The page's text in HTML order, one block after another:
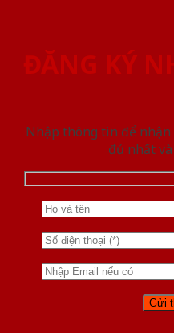
ĐĂNG KÝ
Nhập thông tin để
đủ nhất